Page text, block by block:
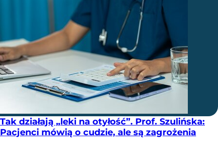
Tak działają „leki na otyłość”. Prof. Szulińska:
Pacjenci mówią o cudzie, ale są zagrożenia